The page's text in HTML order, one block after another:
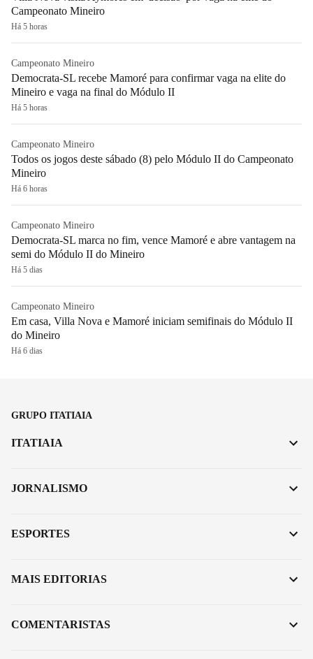
Campeonato Mineiro
Há 5 horas
Campeonato Mineiro
Democrata-SL recebe Mamoré para confirmar vaga na elite do
Mineiro e vaga na final do Módulo II
Há 5 horas
Campeonato Mineiro
Todos os jogos deste sábado (8) pelo Módulo II do Campeonato
Mineiro
Há 6 horas
Campeonato Mineiro
Democrata-SL marca no fim, vence Mamoré e abre vantagem na
semi do Módulo II do Mineiro
Há 5 dias
Campeonato Mineiro
Em casa, Villa Nova e Mamoré iniciam semifinais do Módulo II
do Mineiro
Há 6 dias
GRUPO ITATIAIA
ITATIAIA
JORNALISMO
ESPORTES
MAIS EDITORIAS
COMENTARISTAS